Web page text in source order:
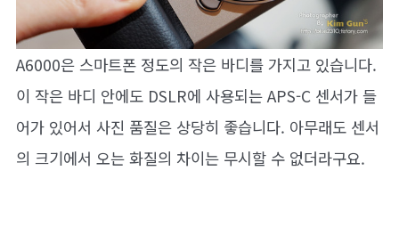
A6000은 스마트폰 정도의 작은 바디를 가지고 있습니다.
이 작은 바디 안에도 DSLR에 사용되는 APS-C 센서가 들
어가 있어서 사진 품질은 상당히 좋습니다. 아무래도 센서
의 크기에서 오는 화질의 차이는 무시할 수 없더라구요.